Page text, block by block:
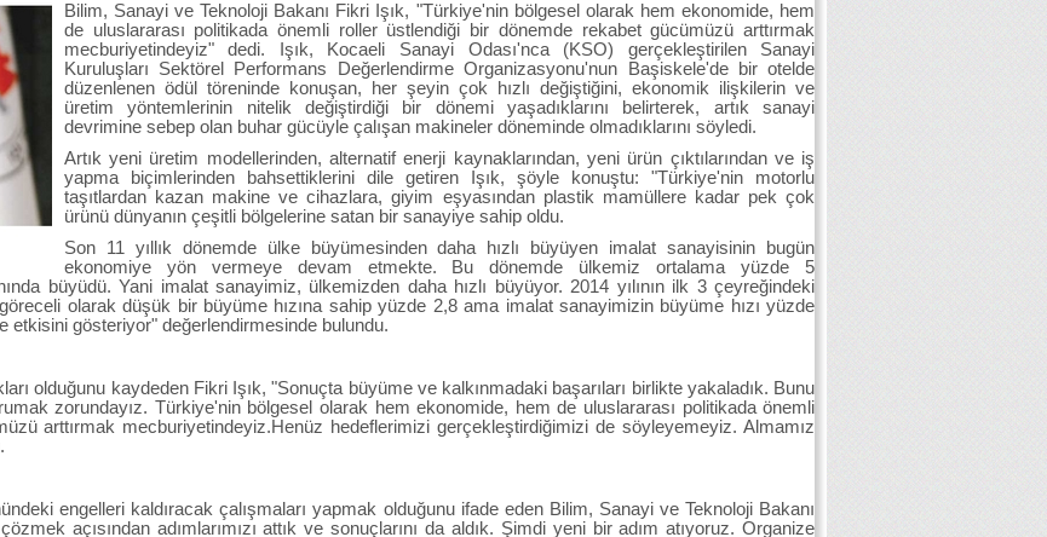
Bilim, Sanayi ve Teknoloji Bakanı Fikri Işık, "Türkiye'nin bölgesel olarak hem ekonomide, hem
de uluslararası politikada önemli roller üstlendiği bir dönemde rekabet gücümüzü arttırmak
mecburiyetindeyiz" dedi. Işık, Kocaeli Sanayi Odası'nca (KSO) gerçekleştirilen Sanayi
Kuruluşları Sektörel Performans Değerlendirme Organizasyonu'nun Başiskele'de bir otelde
düzenlenen ödül töreninde konuşan, her şeyin çok hızlı değiştiğini, ekonomik ilişkilerin ve
üretim yöntemlerinin nitelik değiştirdiği bir dönemi yaşadıklarını belirterek, artık sanayi
devrimine sebep olan buhar gücüyle çalışan makineler döneminde olmadıklarını söyledi.
Artık yeni üretim modellerinden, alternatif enerji kaynaklarından, yeni ürün çıktılarından ve iş
yapma biçimlerinden bahsettiklerini dile getiren Işık, şöyle konuştu: "Türkiye'nin motorlu
taşıtlardan kazan makine ve cihazlara, giyim eşyasından plastik mamüllere kadar pek çok
ürünü dünyanın çeşitli bölgelerine satan bir sanayiye sahip oldu.
Son 11 yıllık dönemde ülke büyümesinden daha hızlı büyüyen imalat sanayisinin bugün
ekonomiye yön vermeye devam etmekte. Bu dönemde ülkemiz ortalama yüzde 5
büyüdü. Yani imalat sanayimiz, ülkemizden daha hızlı büyüyor. 2014 yılının ilk 3 çeyreğindeki
olarak düşük bir büyüme hızına sahip yüzde 2,8 ama imalat sanayimizin büyüme hızı yüzde
etkisini gösteriyor" değerlendirmesinde bulundu.
olduğunu kaydeden Fikri Işık, "Sonuçta büyüme ve kalkınmadaki başarıları birlikte yakaladık. Bunu
zorundayız. Türkiye'nin bölgesel olarak hem ekonomide, hem de uluslararası politikada önemli
arttırmak mecburiyetindeyiz.Henüz hedeflerimizi gerçekleştirdiğimizi de söyleyemeyiz. Almamız
engelleri kaldıracak çalışmaları yapmak olduğunu ifade eden Bilim, Sanayi ve Teknoloji Bakanı
açısından adımlarımızı attık ve sonuçlarını da aldık. Şimdi yeni bir adım atıyoruz. Organize